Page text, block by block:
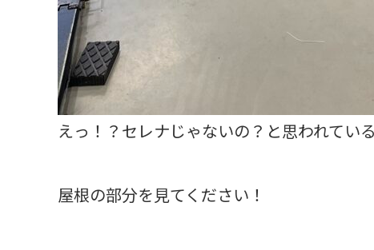
えっ！？セレナじゃないの？と思われてい
屋根の部分を見てください！